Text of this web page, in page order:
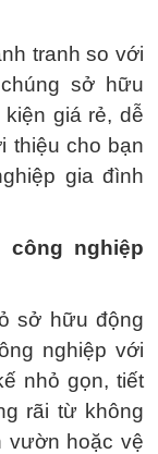
tranh so với
sở hữu
giá rẻ, dễ
thiệu cho bạn
gia đình
nghiệp
sở hữu động
nghiệp với
nhỏ gọn, tiết
rãi từ không
vườn hoặc vệ